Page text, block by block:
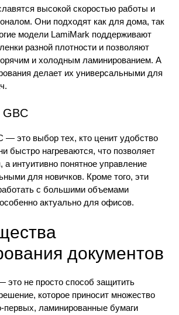
высокой скоростью работы и
Они подходят как для дома, так
модели LamiMark поддерживают
разной плотности и позволяют
и холодным ламинированием. А
делает их универсальными для
— это выбор тех, кто ценит удобство
быстро нагреваются, что позволяет
а интуитивно понятное управление
для новичков. Кроме того, эти
с большими объемами
актуально для офисов.
документов
это не просто способ защитить
которое приносит множество
первых, ламинированные бумаги